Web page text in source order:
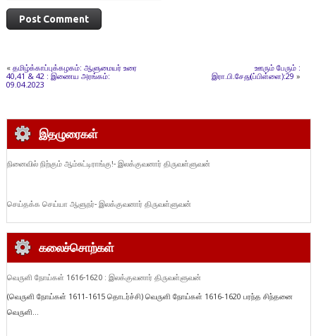
« தமிழ்க்காப்புக்கழகம்: ஆளுமையர் உரை
40,41 & 42 : இணைய அரங்கம்:
09.04.2023
ஊரும் பேரும் :
இரா.பி.சேது(ப்பிள்ளை):29 »
இதழுரைகள்
நினைவில் நிற்கும் ஆம்சுட்டிராங்கு!- இலக்குவனார் திருவள்ளுவன்
செய்தக்க செய்யா ஆளுநர்- இலக்குவனார் திருவள்ளுவன்
கலைச்சொற்கள்
வெருளி நோய்கள் 1616-1620 : இலக்குவனார் திருவள்ளுவன்
(வெருளி நோய்கள் 1611-1615 தொடர்ச்சி) வெருளி நோய்கள் 1616-1620 பரந்த சிந்தனை
வெருளி...